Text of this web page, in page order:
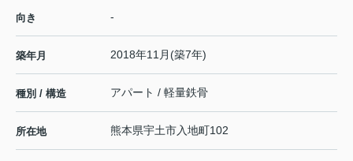
向き -
築年月 2018年11月(築7年)
種別 / 構造 アパート / 軽量鉄骨
所在地 熊本県宇土市入地町102